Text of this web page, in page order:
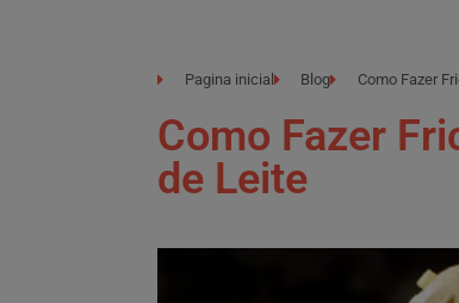
Pagina inicial Blog Como Fazer
Como Fazer
de Leite